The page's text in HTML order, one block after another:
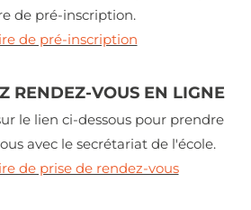
de pré-inscription.
de pré-inscription
RENDEZ-VOUS EN LIGNE
le lien ci-dessous pour prendre
avec le secrétariat de l'école.
de prise de rendez-vous